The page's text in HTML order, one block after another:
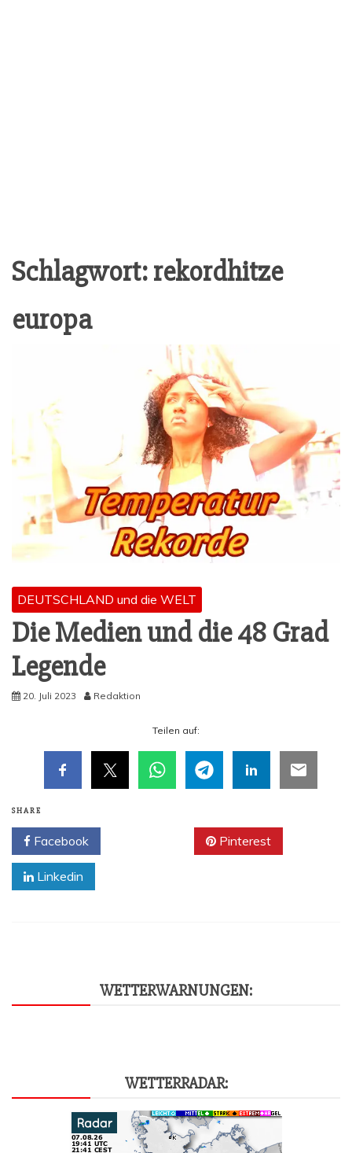
Schlagwort:rekordhitze
europa
DEUTSCHLAND und die WELT
Die Medi­en und die 48 Grad
Legende
20. Juli 2023 Redaktion
Tei­len auf:
SHARE
Facebook Pinterest
Linkedin
WET­TER­WAR­NUN­GEN:
WET­TER­RA­DAR: